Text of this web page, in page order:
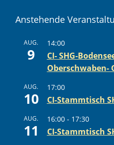
Anstehende
AUG.
9
14:00
CI- SHG-
Oberschwaben-
AUG.
10
17:00
CI-Stammtisch
AUG.
11
16:00- 17:30
CI-Stammtisch